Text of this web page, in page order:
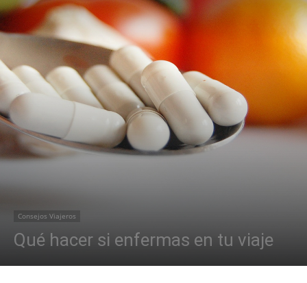
Consejos Viajeros
Qué hacer si enfermas en tu viaje